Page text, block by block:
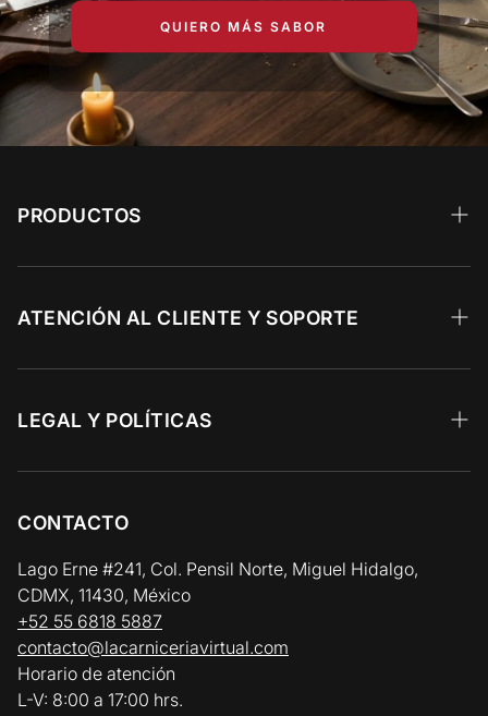
QUIERO MÁS SABOR
PRODUCTOS
Wagyu
Calidad Prime
Vinos y Gourmet
ATENCIÓN AL CLIENTE Y SOPORTE
Recetas 🥩
Preguntas Frecuentes
LEGAL Y POLÍTICAS
Aviso de Privacidad
Términos y Condiciones
Política de Reembolso y Devolución
Política de Cadena de Frío / Envíos
CONTACTO
Lago Erne #241, Col. Pensil Norte, Miguel Hidalgo,
CDMX, 11430, México
+52 55 6818 5887
contacto@lacarniceriavirtual.com
Horario de atención
L-V: 8:00 a 17:00 hrs.